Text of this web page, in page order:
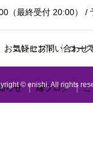
（最終受付 20:00） /
お気軽にお問い合わせ
コンセプト コー
らせ 縁ブログ
© enishi. All rights